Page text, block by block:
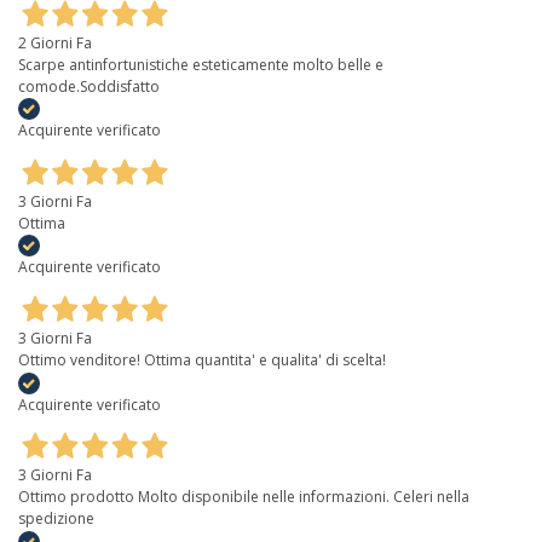
2 Giorni Fa
Scarpe antinfortunistiche esteticamente molto belle e
comode.Soddisfatto
Acquirente verificato
3 Giorni Fa
Ottima
Acquirente verificato
3 Giorni Fa
Ottimo venditore! Ottima quantita' e qualita' di scelta!
Acquirente verificato
3 Giorni Fa
Ottimo prodotto Molto disponibile nelle informazioni. Celeri nella
spedizione